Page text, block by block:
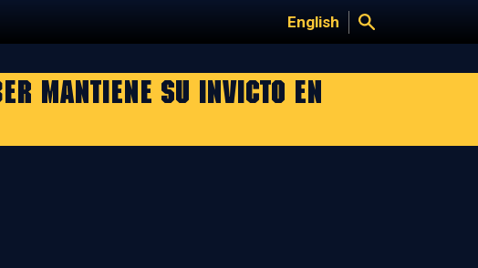
English
mantiene su invicto en